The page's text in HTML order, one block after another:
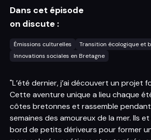
Dans cet épisode
on discute :
Émissions culturelles
Transition écologique et
Innovations sociales en Bretagne
"L’été dernier, j’ai découvert un projet
Cette aventure unique a lieu chaque
côtes bretonnes et rassemble
semaines des amoureux de la mer. Ils
bord de petits dériveurs pour former